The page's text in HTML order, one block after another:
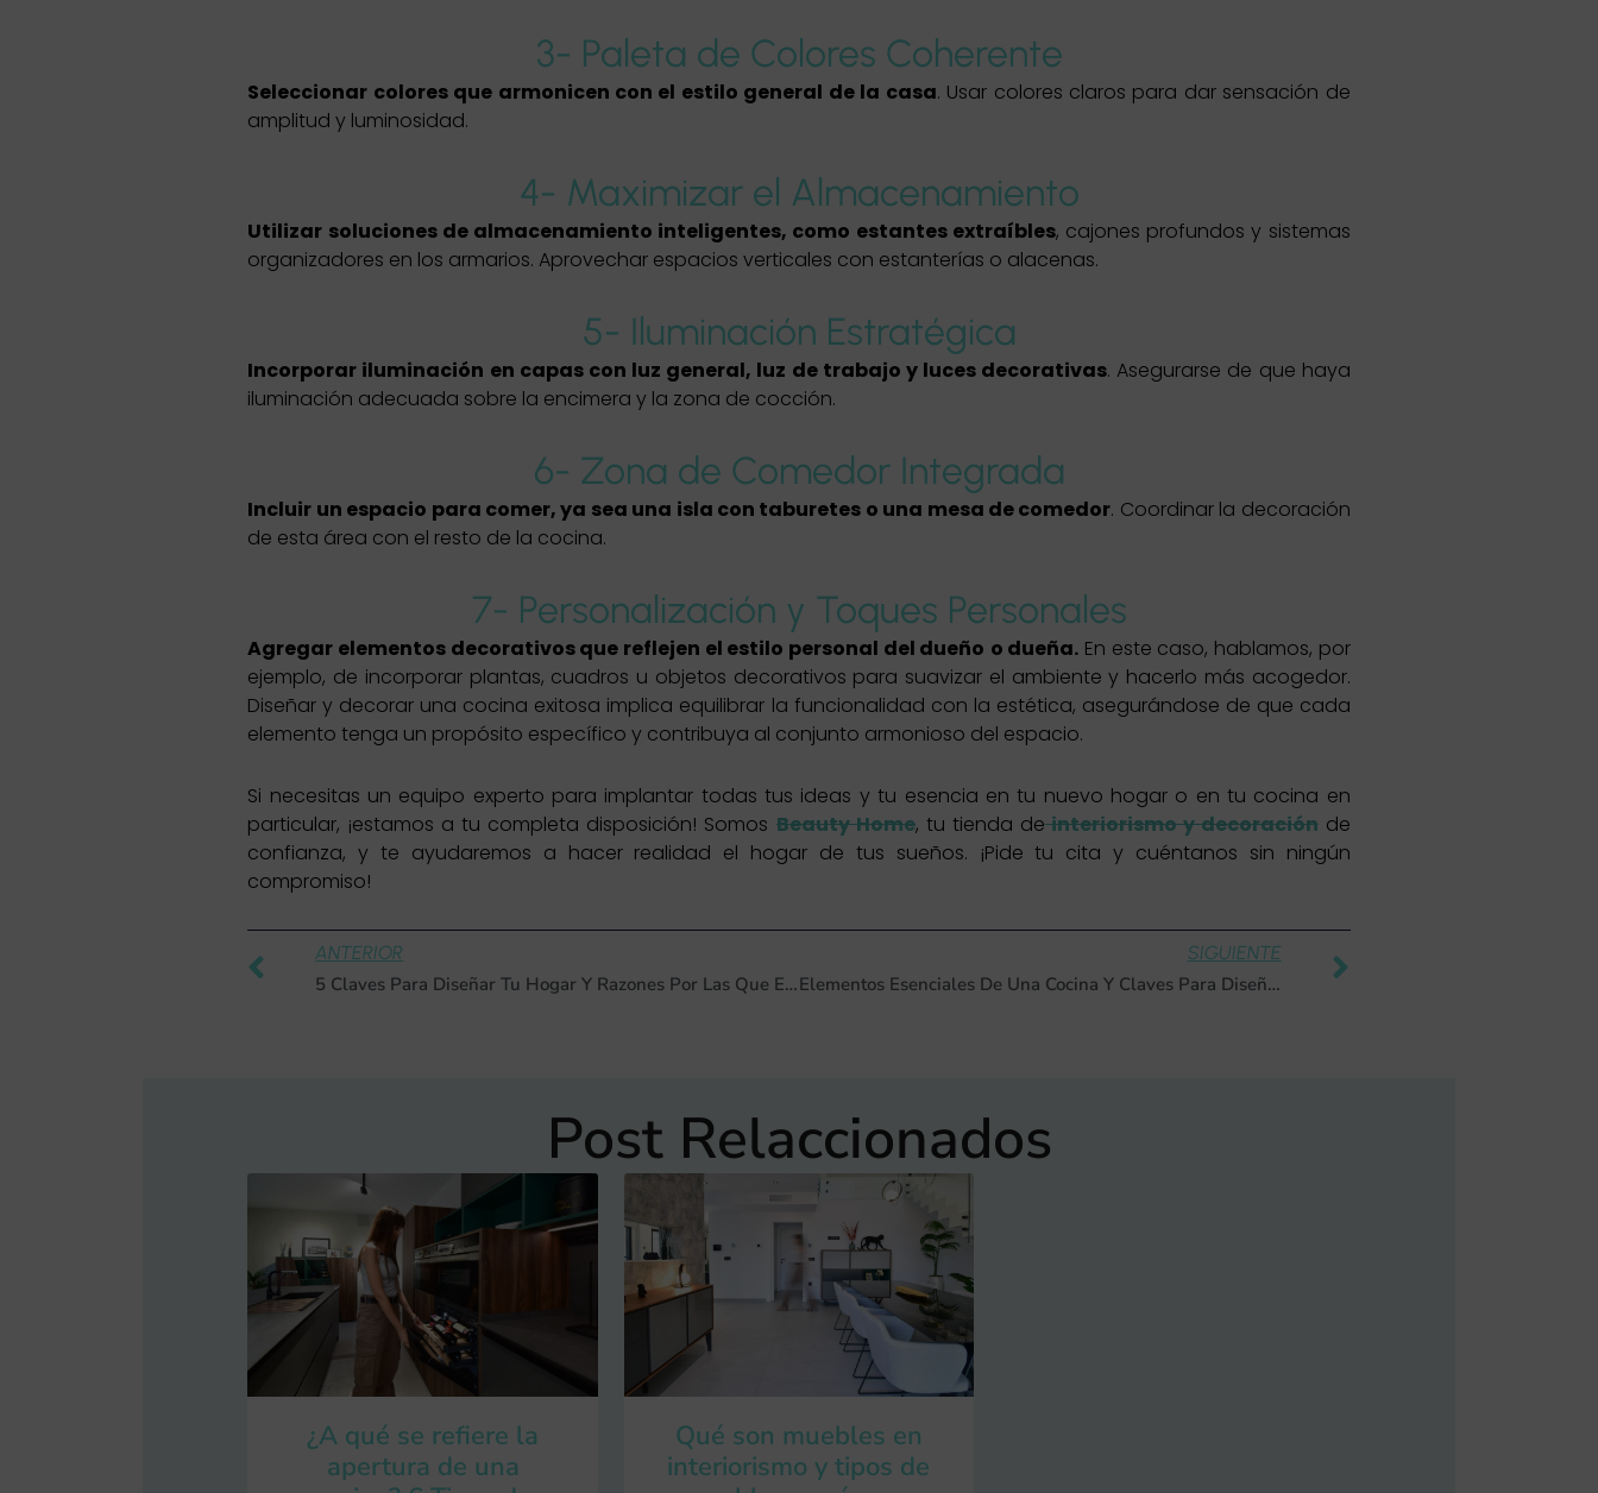
3- Paleta de Colores Coherente
Seleccionar colores que armonicen con el estilo general de la casa. Usar colores claros para dar sensación de
amplitud y luminosidad.
4- Maximizar el Almacenamiento
Utilizar soluciones de almacenamiento inteligentes, como estantes extraíbles, cajones profundos y sistemas
organizadores en los armarios. Aprovechar espacios verticales con estanterías o alacenas.
5- Iluminación Estratégica
Incorporar iluminación en capas con luz general, luz de trabajo y luces decorativas. Asegurarse de que haya
iluminación adecuada sobre la encimera y la zona de cocción.
6- Zona de Comedor Integrada
Incluir un espacio para comer, ya sea una isla con taburetes o una mesa de comedor. Coordinar la decoración
de esta área con el resto de la cocina.
7- Personalización y Toques Personales
Agregar elementos decorativos que reflejen el estilo personal del dueño o dueña. En este caso, hablamos, por
ejemplo, de incorporar plantas, cuadros u objetos decorativos para suavizar el ambiente y hacerlo más acogedor.
Diseñar y decorar una cocina exitosa implica equilibrar la funcionalidad con la estética, asegurándose de que cada
elemento tenga un propósito específico y contribuya al conjunto armonioso del espacio.
Si necesitas un equipo experto para implantar todas tus ideas y tu esencia en tu nuevo hogar o en tu cocina en
particular, ¡estamos a tu completa disposición! SomosBeauty Home, tu tienda deinteriorismo y decoraciónde
confianza, y te ayudaremos a hacer realidad el hogar de tus sueños. ¡Pide tu cita y cuéntanos sin ningún
compromiso!
AntANTERIOR
5 Claves Para Diseñar Tu Hogar Y Razones Por Las Que Elegir Una Empresa De Interiorismo
SIGUIENTE
Elementos Esenciales De Una Cocina Y Claves Para Diseñarla Y Decorarla
Siguiente
Post Relaccionados
¿A qué se refiere la
apertura de una
Qué son muebles en
interiorismo y tipos de